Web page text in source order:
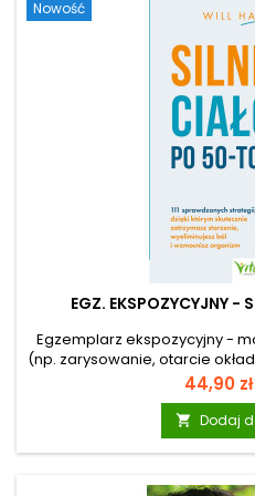
dorosłych. Zamiast
Nowość
EGZ. EKSPOZYCYJNY -
Egzemplarz ekspozycyjny -
(np. zarysowanie, otarcie
ale merytorycznie jest
życie bez bólu – twoja
Zauważasz, że poranne
trudniejsze, a przewlekły ból
nawracające dolegliwości
Cena
44,90 zł
 Dodaj